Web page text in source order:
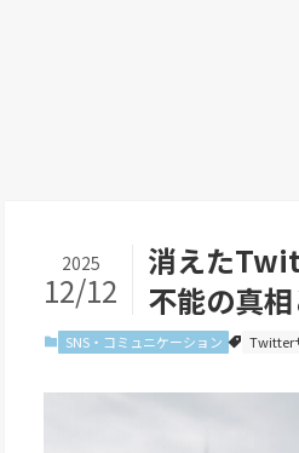
消えた
不能の真
2025
12/12
SNS・コミュニケーション Twitter